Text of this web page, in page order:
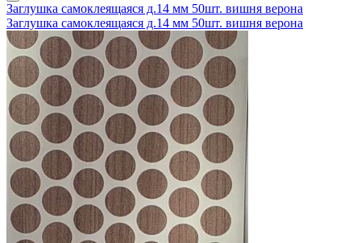
Заглушка самоклеящаяся д.14 мм 50шт. вишня верона
Заглушка самоклеящаяся д.14 мм 50шт. вишня верона